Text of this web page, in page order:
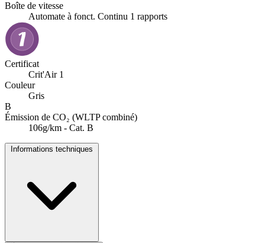
Boîte de vitesse
Automate à fonct. Continu 1 rapports
Certificat
Crit'Air 1
Couleur
Gris
B
Émission de CO₂ (WLTP combiné)
106g/km - Cat. B
Informations techniques